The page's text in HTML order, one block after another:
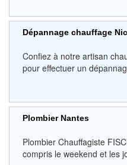
Dépannage chauffage
Confiez à notre artisan
pour effectuer un
Plombier Nantes
Plombier Chauffagiste
compris le weekend et les